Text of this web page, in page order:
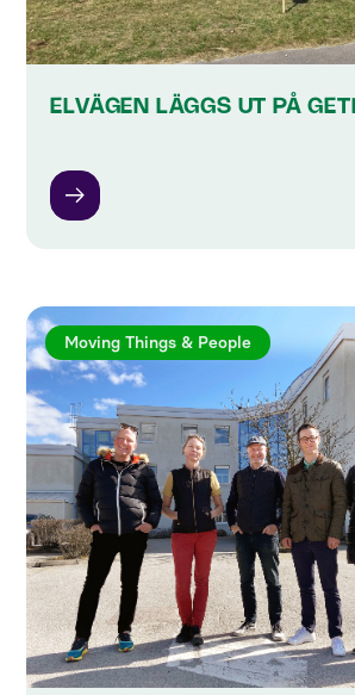
ELVÄGEN LÄGGS UT PÅ
Moving Things & People